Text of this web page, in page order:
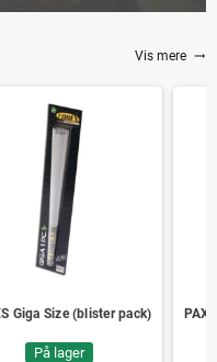
Vis mere trending_flat
Giga Size (blister pack)
På lager
PAX